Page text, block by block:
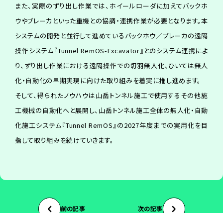
また、実際のずり出し作業では、ホイールローダに加えてバックホ
ウやブレーカといった重機との協調・連携作業が必要となります。本
システムの開発と並行して進めているバックホウ／ブレーカの遠隔
操作システム『Tunnel RemOS-Excavator』とのシステム連携によ
り、ずり出し作業における遠隔操作での切羽無人化、ひいては無人
化・自動化の早期実現に向けた取り組みを着実に推し進めます。
そして、得られたノウハウは山岳トンネル施工で使用するその他施
工機械の自動化へと展開し、山岳トンネル施工全体の無人化・自動
化施工システム『Tunnel RemOS』の2027年度までの実用化を目
指して取り組みを続けていきます。
前の記事 次の記事